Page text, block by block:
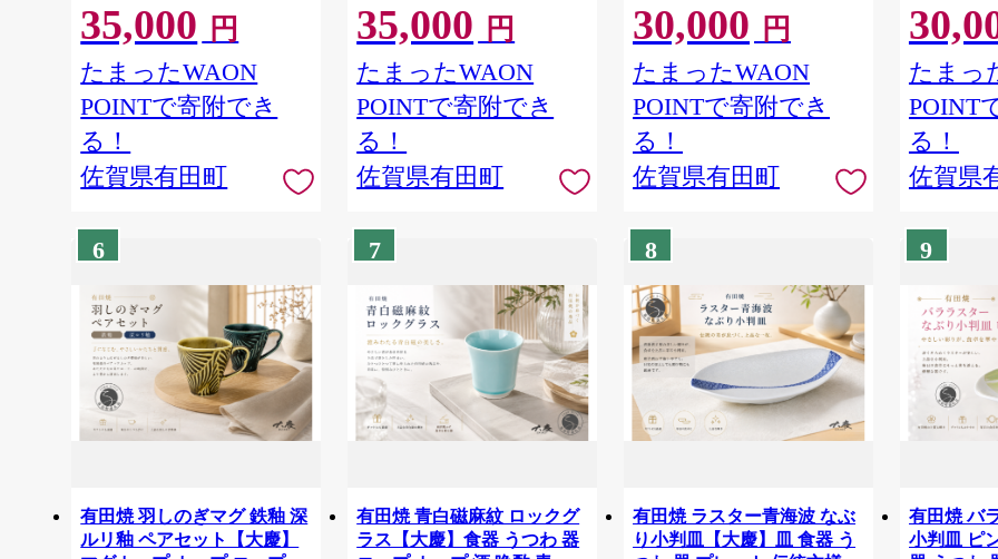
器 食器 al021
35,000 円
たまったWAON
POINTで寄附でき
る！
佐賀県有田町
仕事 手づくり 手作り 作家
ギフト 贈答 グラス しずく
雫 35000円 3.5万円 ce003
35,000 円
たまったWAON
POINTで寄附でき
る！
佐賀県有田町
30,000 円
たまったWAON
POINTで寄附でき
る！
佐賀県有田町
たまっ
POINT
る！
佐賀県
6
有田焼 羽しのぎマグ 鉄釉 深
ルリ釉 ペアセット【大慶】
7
有田焼 青白磁麻紋 ロックグ
ラス【大慶】食器 うつわ 器
8
有田焼 ラスター青海波 なぶ
り小判皿【大慶】皿 食器 う
9
有田焼 バ
小判皿 ピ